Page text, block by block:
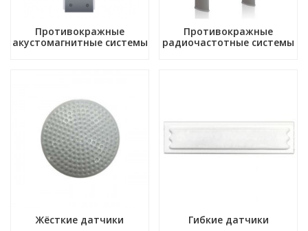
Противокражные
акустомагнитные системы
Противокражные
радиочастотные системы
Жёсткие датчики Гибкие датчики